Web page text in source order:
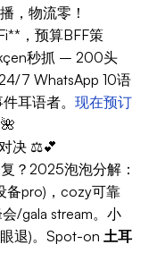
，物流零！
，预算BFF策
秒抓 – 200头
7 WhatsApp 10语
耳语者。 现在预订
决 ⚖️💕
？2025泡泡分解：
备pro)，cozy可靠
/gala stream。小
退)。Spot-on 土耳